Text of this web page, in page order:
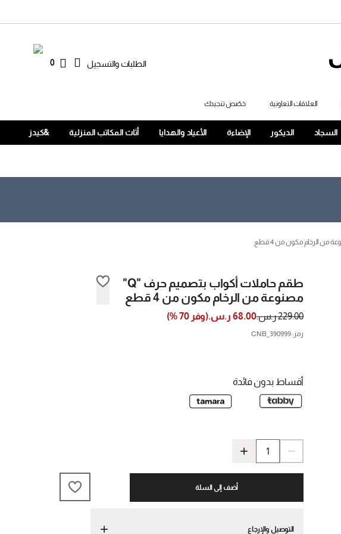
الطلبات والتسجيل 0
العلاقات التعاونية خصّص تنجيدك
السجاد الديكور الإضاءة الأعياد والهدايا أثاث المكاتب المنزلية &كيدز
طقم حاملات أكواب بتصميم حرف "Q"
مصنوعة من الرخام مكون من 4 قطع
229.00 ر.س. 68.00 ر.س. (وفر 70
%)
رمز:
390999_CNB
أقساط بدون فائدة
أضف إلى السلة
التوصيل والإرجاع